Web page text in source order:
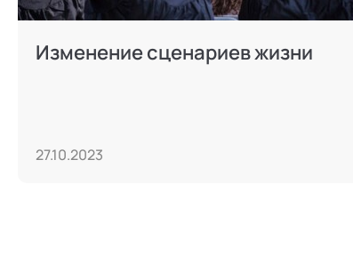
Изменение сценариев жизни
27.10.2023